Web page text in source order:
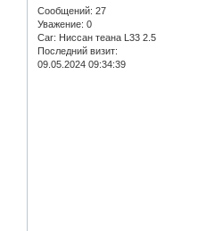
Сообщений: 27
Уважение: 0
Car: Ниссан теана L33 2.5
Последний визит:
09.05.2024 09:34:39